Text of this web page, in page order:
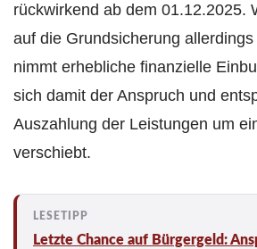
rückwirkend ab dem 01.12.2025.
auf die Grundsicherung
nimmt erhebliche finanzielle
sich damit der Anspruch und
Auszahlung der Leistungen um
verschiebt.
Letzte Chance auf Bürgergeld: